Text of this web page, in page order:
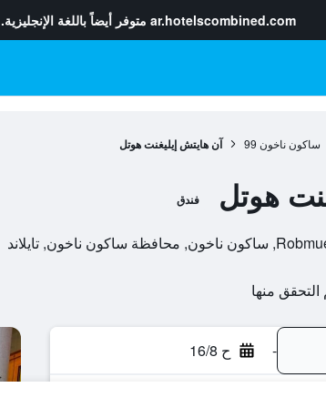
ar.hotelscombined.com متوفر أيضاً باللغة الإنجليزية.
ساكون ناخون 99 آن هايتش إيليغنت هوتل
هوتل فندق
- ح 16/8